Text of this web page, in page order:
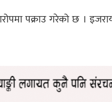
पक्राउ गरेको छ ।